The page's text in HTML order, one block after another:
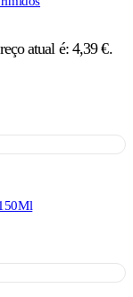
atual é: 4,39 €.